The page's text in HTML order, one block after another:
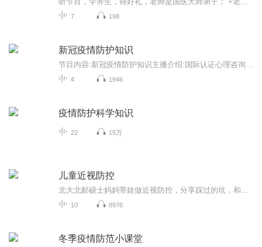
7 198
新冠疫情防护知识
4 1946
疫情防护科学知识
22 15万
儿童近视防控
10 8976
冬季疫情防范小课堂